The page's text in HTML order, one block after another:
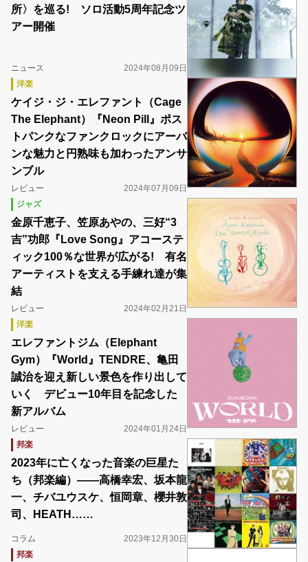
所〉を巡る! ソロ活動5周年記念ツ
アー開催
ニュース
2024年08月09日
洋楽
ケイジ・ジ・エレファント（Cage
The Elephant）『Neon Pill』ポス
トパンクなファンクロックにアーバ
ンな魅力と円熟味も加わったアンサ
ンブル
レビュー
2024年07月09日
ジャズ
金原千恵子、笠原あやの、三好“3
吉”功郎『Love Song』アコーステ
ィック100％な世界が広がる! 有名
アーティストを支える手練れ達が集
結
レビュー
2024年02月21日
洋楽
エレファントジム（Elephant
Gym）『World』TENDRE、亀田
誠治を迎え新しい景色を作り出して
いく デビュー10年目を記念した
新アルバム
レビュー
2024年01月24日
邦楽
2023年に亡くなった音楽の巨星た
ち（邦楽編）――高橋幸宏、坂本龍
一、チバユウスケ、恒岡章、櫻井敦
司、HEATH……
コラム
2023年12月30日
邦楽